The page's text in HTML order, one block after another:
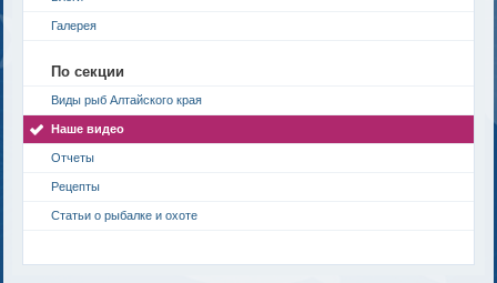
Галерея
По секции
Виды рыб Алтайского края
Наше видео
Отчеты
Рецепты
Статьи о рыбалке и охоте